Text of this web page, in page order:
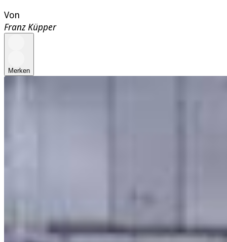
Von
Franz Küpper
Merken